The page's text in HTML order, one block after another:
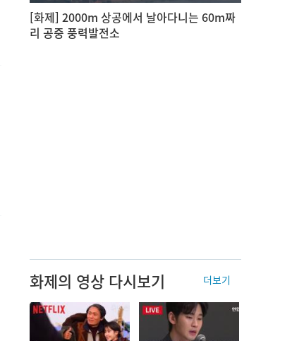
[화제] 2000m 상공에서 날아다니는 60m짜
리 공중 풍력발전소
화제의 영상 다시보기 더보기